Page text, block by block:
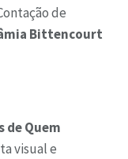
de
Bittencourt
de Quem
visual e